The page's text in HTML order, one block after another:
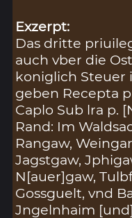
Exzerpt:
Das dritte
auch vber die
koniglich Steuer
geben Recepta
Caplo Sub lra p.
Rand: Im
Rangaw,
Jagstgaw,
N[auer]gaw,
Gossguelt, vnd
Jngelnhaim